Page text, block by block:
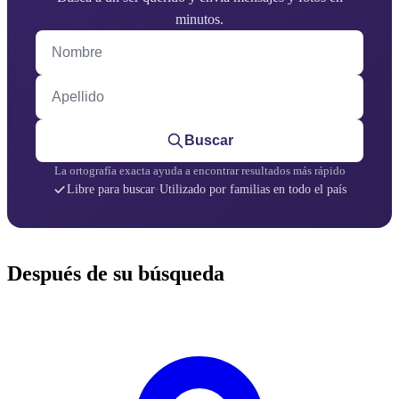
minutos.
Nombre
Apellido
Buscar
La ortografía exacta ayuda a encontrar resultados más rápido
Libre para buscar·Utilizado por familias en todo el país
Después de su búsqueda